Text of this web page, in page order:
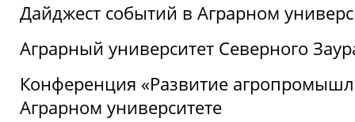
Дайджест событий в Аграрном
Аграрный университет Северного
Конференция «Развитие
Аграрном университете